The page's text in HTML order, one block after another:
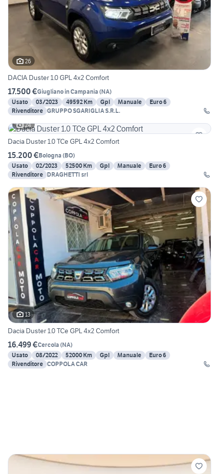
26
DACIA Duster 1.0 GPL 4x2 Comfort
17.500 €Giugliano in Campania (NA)
Usato
03/2023 49592 Km Gpl Manuale
Euro 6
Rivenditore GRUPPO SGARIGLIA S.R.L.
24
Dacia Duster 1.0 TCe GPL 4x2 Comfort
15.200 €Bologna (BO)
Usato
02/2023 52500 Km Gpl Manuale
Euro 6
Rivenditore DRAGHETTI srl
13
Dacia Duster 1.0 TCe GPL 4x2 Comfort
16.499 €Cercola (NA)
Usato
08/2022 52000 Km Gpl Manuale
Euro 6
Rivenditore COPPOLA CAR